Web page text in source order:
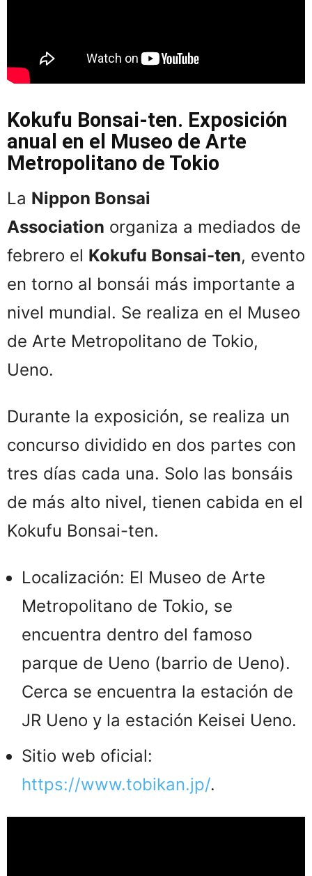
Kokufu Bonsai-ten. Exposición
anual en el Museo de Arte
Metropolitano de Tokio
La Nippon Bonsai
Association organiza a mediados de
febrero el Kokufu Bonsai-ten, evento
en torno al bonsái más importante a
nivel mundial. Se realiza en el Museo
de Arte Metropolitano de Tokio,
Ueno.
Durante la exposición, se realiza un
concurso dividido en dos partes con
tres días cada una. Solo las bonsáis
de más alto nivel, tienen cabida en el
Kokufu Bonsai-ten.
Localización: El Museo de Arte
Metropolitano de Tokio, se
encuentra dentro del famoso
parque de Ueno (barrio de Ueno).
Cerca se encuentra la estación de
JR Ueno y la estación Keisei Ueno.
Sitio web oficial:
https://www.tobikan.jp/.